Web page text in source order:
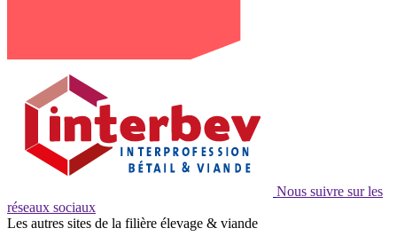
Nous suivre sur les
réseaux sociaux
Les autres sites de la filière élevage & viande